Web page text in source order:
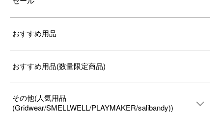
おすすめ用品
おすすめ用品(数量限定商品)
その他(人気用品
(Gridwear/SMELLWELL/PLAYMAKER/salibandy))